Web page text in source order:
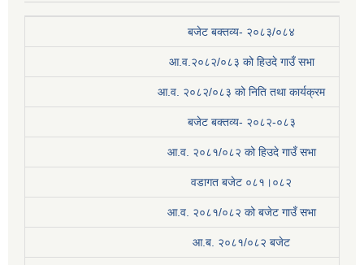
बजेट बक्तव्य- २०८३/०८४
आ.व.२०८२/०८३ को हिउदे गाउँ सभा
आ.व. २०८२/०८३ को निति तथा कार्यक्रम
बजेट बक्तव्य- २०८२-०८३
आ.व. २०८१/०८२ को हिउदे गाउँ सभा
वडागत बजेट ०८१।०८२
आ.व. २०८१/०८२ को बजेट गाउँ सभा
आ.ब. २०८१/०८२ बजेट